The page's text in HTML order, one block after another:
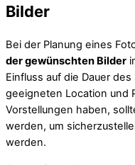
Bilder
Bei der Planung eines
der gewünschten Bilder
Einfluss auf die Dauer
geeigneten Location und
Vorstellungen haben,
werden, um
werden.